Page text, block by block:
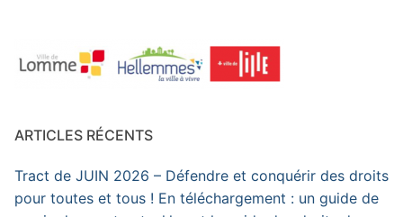
ARTICLES RÉCENTS
Tract de JUIN 2026 – Défendre et conquérir des droits
pour toutes et tous ! En téléchargement : un guide de